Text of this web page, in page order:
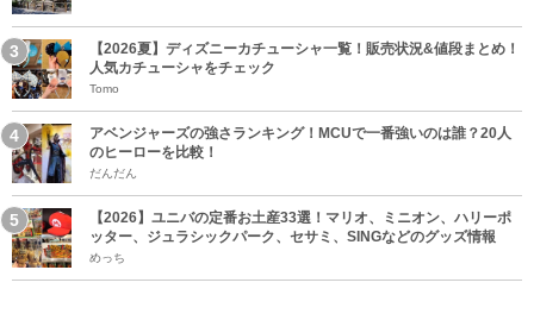
【2026夏】ディズニーカチューシャ一覧！販売状況&値段まとめ！
人気カチューシャをチェック
Tomo
アベンジャーズの強さランキング！MCUで一番強いのは誰？20人
のヒーローを比較！
だんだん
【2026】ユニバの定番お土産33選！マリオ、ミニオン、ハリーポ
ッター、ジュラシックパーク、セサミ、SINGなどのグッズ情報
めっち